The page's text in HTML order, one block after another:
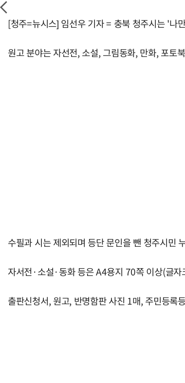
[청주=뉴시스] 임선우 기자 = 충북 청주시는 '나
원고 분야는 자선전, 소설, 그림동화, 만화, 포토
수필과 시는 제외되며 등단 문인을 뺀 청주시민
자서전·소설·동화 등은 A4용지 70쪽 이상(글
출판신청서, 원고, 반명함판 사진 1매, 주민등